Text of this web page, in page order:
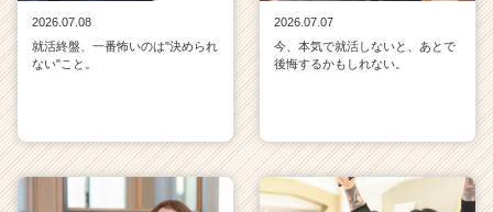
2026.07.08
就活終盤、一番怖いのは"決められ
ない"こと。
2026.07.07
今、本気で就活しないと、あとで
後悔するかもしれない。